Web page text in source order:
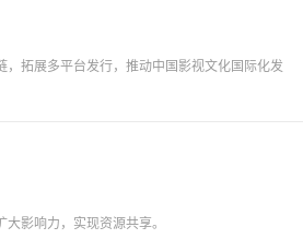
拓展多平台发行，推动中国影视文化国际化发
影响力，实现资源共享。